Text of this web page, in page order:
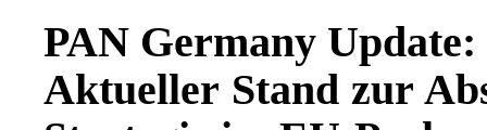
PAN Germany Update:
Aktueller Stand zur